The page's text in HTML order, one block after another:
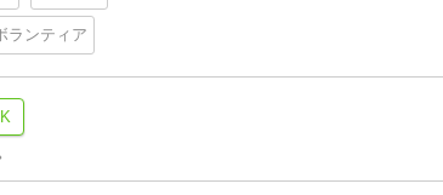
ランティア